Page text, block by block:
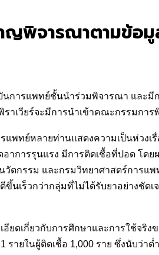
พิจารณาตามข้อมู
การแพทย์ชั้นนำร่วมพิจารณา และมี
าเวียร์จะมีการนำเข้าคณะกรรมกา
พทย์หลายท่านแสดงความเป็นห่วงเ
าการรุนแรง มีการติดเชื้อที่ปอด โ
กรรม และกรมวิทยาศาสตร์การแพ
เร็วกว่ากลุ่มที่ไม่ได้รับยาอย่างชัดเ
ยดเกี่ยวกับการศึกษาและการใช้จริ
ายในผู้ติดเชื้อ 1,000 ราย ซึ่งนับว่า